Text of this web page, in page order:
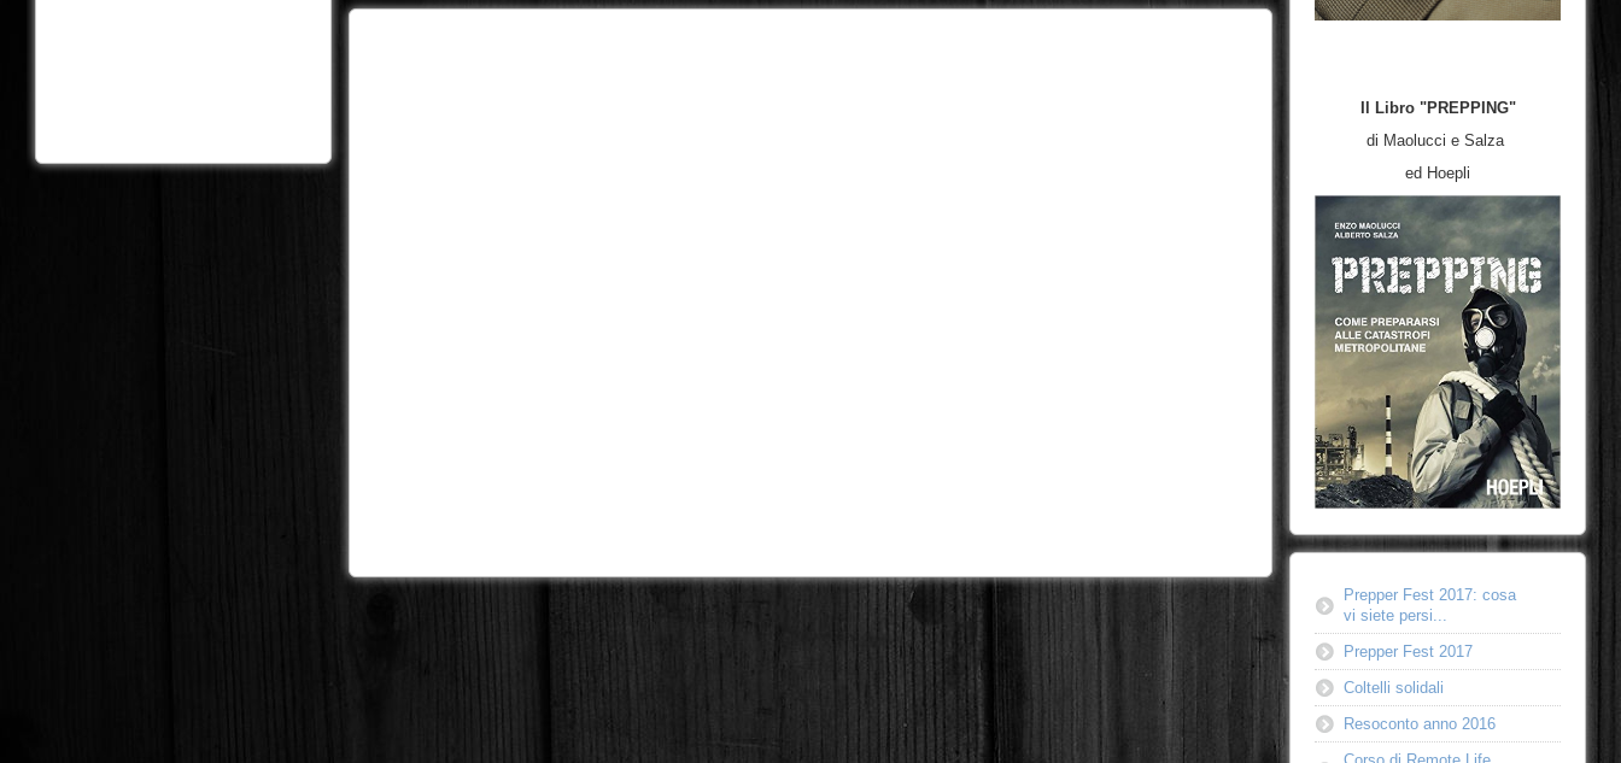
Il Libro "PREPPING"
di Maolucci e Salza
ed Hoepli
Prepper Fest 2017: cosa
vi siete persi...
Prepper Fest 2017
Coltelli solidali
Resoconto anno 2016